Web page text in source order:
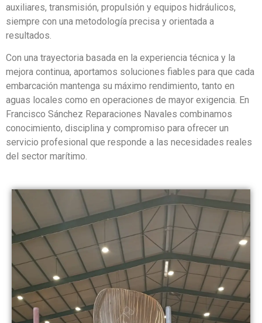
auxiliares, transmisión, propulsión y equipos hidráulicos,
siempre con una metodología precisa y orientada a
resultados.
Con una trayectoria basada en la experiencia técnica y la
mejora continua, aportamos soluciones fiables para que cada
embarcación mantenga su máximo rendimiento, tanto en
aguas locales como en operaciones de mayor exigencia. En
Francisco Sánchez Reparaciones Navales combinamos
conocimiento, disciplina y compromiso para ofrecer un
servicio profesional que responde a las necesidades reales
del sector marítimo.